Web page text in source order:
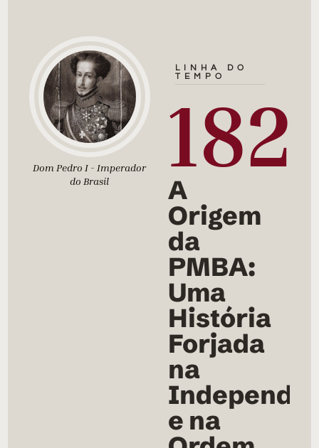
Dom Pedro I - Imperador
do Brasil
LINHA DO
TEMPO
A
Origem
da
PMBA:
Uma
História
Forjada
na
e na